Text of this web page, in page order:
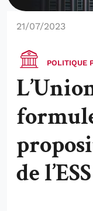
21/07/2023
POLITIQUE
de l’ESS